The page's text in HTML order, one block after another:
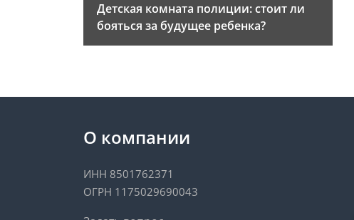
Детская комната полиции: стоит ли
бояться за будущее ребенка?
О компании
ИНН 8501762371
ОГРН 1175029690043